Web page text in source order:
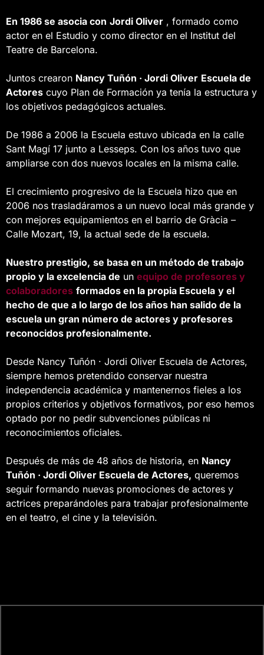
En 1986 se asocia con Jordi Oliver , formado como
actor en el Estudio y como director en el Institut del
Teatre de Barcelona.
Juntos crearon Nancy Tuñón · Jordi Oliver Escuela de
Actores cuyo Plan de Formación ya tenía la estructura y
los objetivos pedagógicos actuales.
De 1986 a 2006 la Escuela estuvo ubicada en la calle
Sant Magí 17 junto a Lesseps. Con los años tuvo que
ampliarse con dos nuevos locales en la misma calle.
El crecimiento progresivo de la Escuela hizo que en
2006 nos trasladáramos a un nuevo local más grande y
con mejores equipamientos en el barrio de Gràcia –
Calle Mozart, 19, la actual sede de la escuela.
Nuestro prestigio, se basa en un método de trabajo
propio y la excelencia de un equipo de profesores y
colaboradores formados en la propia Escuela y el
hecho de que a lo largo de los años han salido de la
escuela un gran número de actores y profesores
reconocidos profesionalmente.
Desde Nancy Tuñón · Jordi Oliver Escuela de Actores,
siempre hemos pretendido conservar nuestra
independencia académica y mantenernos fieles a los
propios criterios y objetivos formativos, por eso hemos
optado por no pedir subvenciones públicas ni
reconocimientos oficiales.
Después de más de 48 años de historia, en Nancy
Tuñón · Jordi Oliver Escuela de Actores, queremos
seguir formando nuevas promociones de actores y
actrices preparándoles para trabajar profesionalmente
en el teatro, el cine y la televisión.